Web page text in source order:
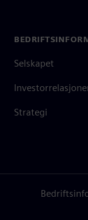
Selskapet
Strategi